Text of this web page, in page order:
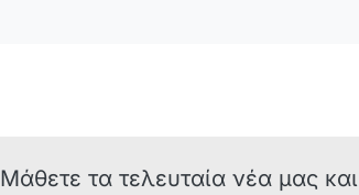
Μάθετε τα τελευταία νέα μας και